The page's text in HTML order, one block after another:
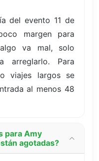
del evento 11 de
margen para
va mal, solo
arreglarlo. Para
viajes largos se
al menos 48
para Amy
agotadas?